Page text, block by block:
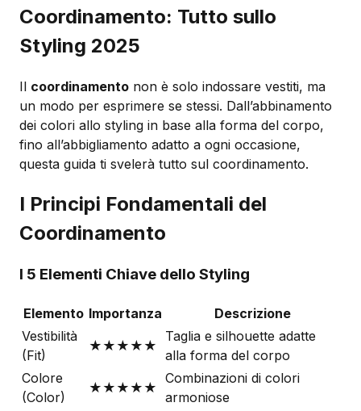
Coordinamento: Tutto sullo
Styling 2025
Il coordinamento non è solo indossare vestiti, ma
un modo per esprimere se stessi. Dall’abbinamento
dei colori allo styling in base alla forma del corpo,
fino all’abbigliamento adatto a ogni occasione,
questa guida ti svelerà tutto sul coordinamento.
I Principi Fondamentali del
Coordinamento
I 5 Elementi Chiave dello Styling
Elemento Importanza
Descrizione
Vestibilità
(Fit)
★★★★★
Taglia e silhouette adatte
alla forma del corpo
Colore
(Color)
★★★★★
Combinazioni di colori
armoniose